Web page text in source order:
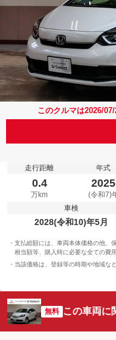
このクルマは2026/
走行距離
0.4
万km
年式
2025
(令和7)
車検
2028(令和10)年5月
支払総額には、車両本体価格の他、
相当額等、購入時に必要な全ての費
当該価格は、登録等の時期や地域な
無料 この車両に